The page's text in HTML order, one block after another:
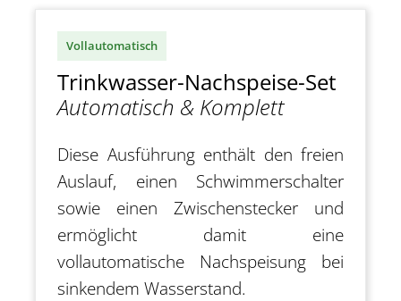
Vollautomatisch
Trinkwasser-Nachspeise-Set
Automatisch & Komplett
Diese Ausführung enthält den freien
Auslauf, einen Schwimmerschalter
sowie einen Zwischenstecker und
ermöglicht damit eine
vollautomatische Nachspeisung bei
sinkendem Wasserstand.